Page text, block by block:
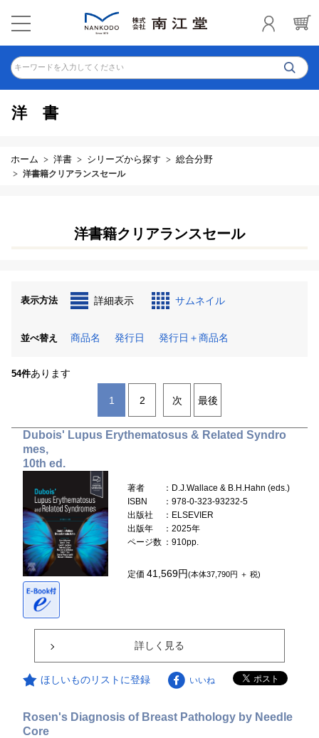
キーワードを入力してください
洋書
ホーム 洋書 シリーズから探す 総合分野
洋書籍クリアランスセール
洋書籍クリアランスセール
表示方法 詳細表示 サムネイル
並べ替え 商品名 発行日 発行日＋商品名
54件あります
1 2 次 最後
Dubois' Lupus Erythematosus & Related Syndro
mes,
10th ed.
著者
：D.J.Wallace & B.H.Hahn (eds.)
ISBN
：978-0-323-93232-5
出版社
：ELSEVIER
出版年
：2025年
ページ数 ：910pp.
定価41,569円(本体37,790円 ＋ 税)
詳しく見る
ほしいものリストに登録 いいね
Rosen's Diagnosis of Breast Pathology by Needle
Core